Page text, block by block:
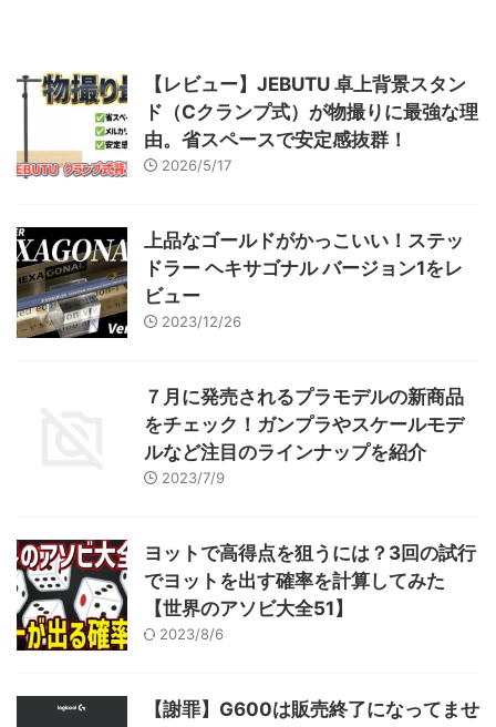
スタリウム 『クリスタリウム居
室』 天候：なし 時間：１８：０
０～２０：５９ エサ：蟲箱 フッ
キング：プレシジョ ...
【レビュー】JEBUTU 卓上背景スタン
ド（Cクランプ式）が物撮りに最強な理
由。省スペースで安定感抜群！
2026/5/17
上品なゴールドがかっこいい！ステッ
ドラー ヘキサゴナル バージョン1をレ
ビュー
2023/12/26
７月に発売されるプラモデルの新商品
をチェック！ガンプラやスケールモデ
ルなど注目のラインナップを紹介
2023/7/9
ヨットで高得点を狙うには？3回の試行
でヨットを出す確率を計算してみた
【世界のアソビ大全51】
2023/8/6
【謝罪】G600は販売終了になってませ